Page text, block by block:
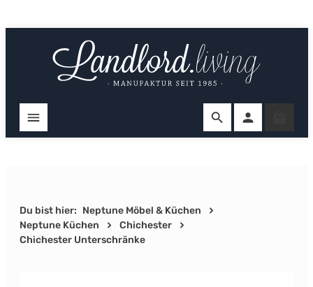
Du bist hier: Neptune Möbel & Küchen
Neptune Küchen
Chichester
Chichester Unterschränke